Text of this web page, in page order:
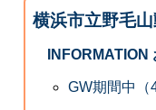
横浜市立野毛山
INFORMATION
GW期間中（